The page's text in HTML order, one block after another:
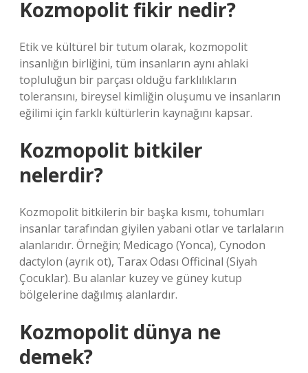
Kozmopolit fikir nedir?
Etik ve kültürel bir tutum olarak, kozmopolit
insanlığın birliğini, tüm insanların aynı ahlaki
topluluğun bir parçası olduğu farklılıkların
toleransını, bireysel kimliğin oluşumu ve insanların
eğilimi için farklı kültürlerin kaynağını kapsar.
Kozmopolit bitkiler
nelerdir?
Kozmopolit bitkilerin bir başka kısmı, tohumları
insanlar tarafından giyilen yabani otlar ve tarlaların
alanlarıdır. Örneğin; Medicago (Yonca), Cynodon
dactylon (ayrık ot), Tarax Odası Officinal (Siyah
Çocuklar). Bu alanlar kuzey ve güney kutup
bölgelerine dağılmış alanlardır.
Kozmopolit dünya ne
demek?